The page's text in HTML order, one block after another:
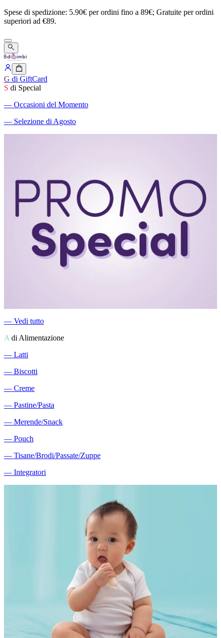
Spese di spedizione: 5.90€ perordini fino a 89€; Gratuite perordini
superiori ad €89.
G di GiftCard
S di Special
― Occasioni del Momento
― Selezione di Agosto
― Vedi tutto
A di Alimentazione
― Latti
― Biscotti
― Creme
― Pastine/Pasta
― Merende/Snack
― Pouch
― Tisane/Brodi/Passate/Zuppe
― Integratori